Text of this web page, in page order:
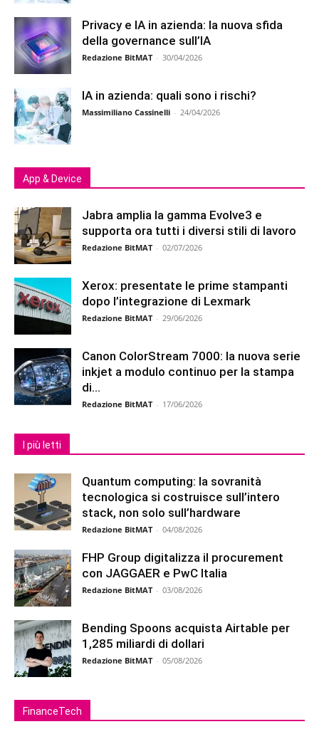
Privacy e IA in azienda: la nuova sfida
della governance sull’IA
Redazione BitMAT - 30/04/2026
IA in azienda: quali sono i rischi?
Massimiliano Cassinelli - 24/04/2026
App & Device
Jabra amplia la gamma Evolve3 e
supporta ora tutti i diversi stili di lavoro
Redazione BitMAT - 02/07/2026
Xerox: presentate le prime stampanti
dopo l’integrazione di Lexmark
Redazione BitMAT - 29/06/2026
Canon ColorStream 7000: la nuova serie
inkjet a modulo continuo per la stampa
di...
Redazione BitMAT - 17/06/2026
I più letti
Quantum computing: la sovranità
tecnologica si costruisce sull’intero
stack, non solo sull’hardware
Redazione BitMAT - 04/08/2026
FHP Group digitalizza il procurement
con JAGGAER e PwC Italia
Redazione BitMAT - 03/08/2026
Bending Spoons acquista Airtable per
1,285 miliardi di dollari
Redazione BitMAT - 05/08/2026
FinanceTech